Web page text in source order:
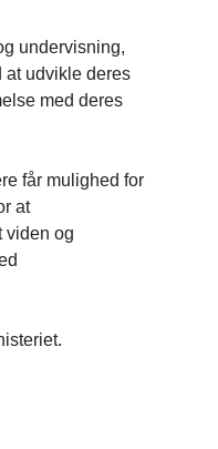
undervisning,
udvikle deres
med deres
får mulighed for
at
viden og